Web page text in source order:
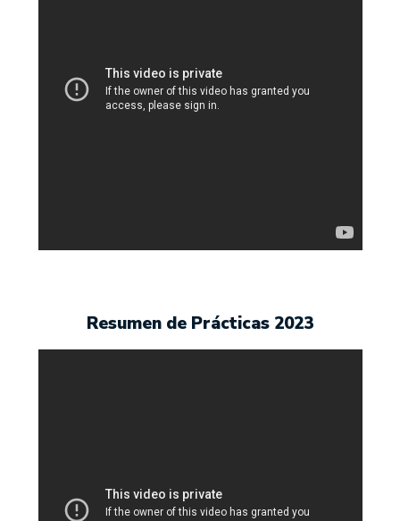
Resumen de Prácticas 2023